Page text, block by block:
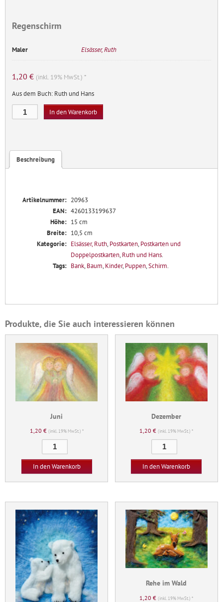
Regenschirm
Maler Elsässer, Ruth
1,20 € (inkl. 19% MwSt.) *
Aus dem Buch: Ruth und Hans
Regenschirm
Menge
In den Warenkorb
Beschreibung
Artikelnummer: 20963
EAN: 4260133199637
Höhe: 15 cm
Breite: 10,5 cm
Kategorie: Elsässer, Ruth, Postkarten, Postkarten und
Doppelpostkarten, Ruth und Hans.
Tags: Bank, Baum, Kinder, Puppen,Schirm.
Produkte, die Sie auch interessieren können
Juni
1,20 € (inkl. 19% MwSt.) *
Menge
In den Warenkorb
Dezember
1,20€ (inkl. 19% MwSt.) *
Menge
In den Warenkorb
Rehe im Wald
1,20€ (inkl. 19% MwSt.) *